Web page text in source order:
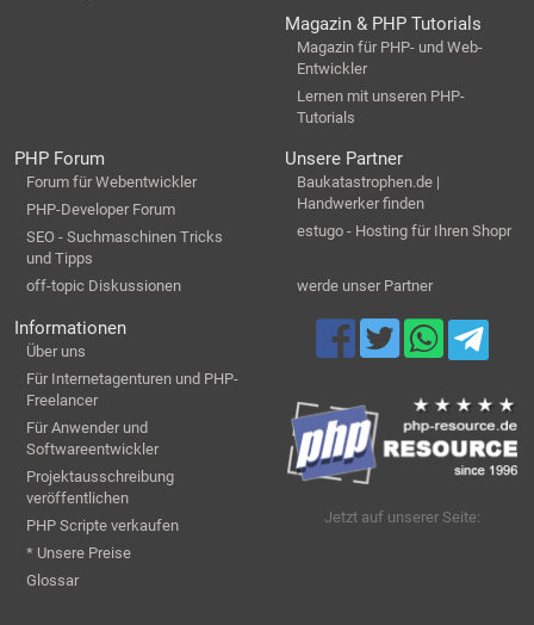
Magazin & PHP Tutorials
Magazin für PHP- und Web-
Entwickler
Lernen mit unseren PHP-
Tutorials
PHP Forum
Forum für Webentwickler
PHP-Developer Forum
SEO - Suchmaschinen Tricks
und Tipps
off-topic Diskussionen
Unsere Partner
Baukatastrophen.de |
Handwerker finden
estugo - Hosting für Ihren Shopr
werde unser Partner
Informationen
Über uns
Für Internetagenturen und PHP-
Freelancer
Für Anwender und
Softwareentwickler
Projektausschreibung
veröffentlichen
PHP Scripte verkaufen
* Unsere Preise
Glossar
Jetzt auf unserer Seite: